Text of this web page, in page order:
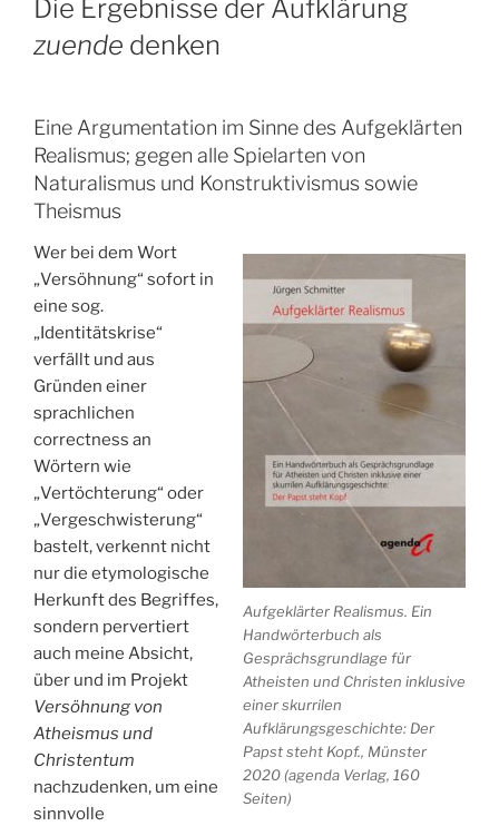
Die Ergebnisse der Aufklärung
zuende denken
Eine Argumentation im Sinne des Aufgeklärten
Realismus; gegen alle Spielarten von
Naturalismus und Konstruktivismus sowie
Theismus
Aufgeklärter Realismus. Ein
Handwörterbuch als
Gesprächsgrundlage für
Atheisten und Christen inklusive
einer skurrilen
Aufklärungsgeschichte: Der
Papst steht Kopf., Münster
2020 (agenda Verlag, 160
Seiten)
Wer bei dem Wort
„Versöhnung“ sofort in
eine sog.
„Identitätskrise“
verfällt und aus
Gründen einer
sprachlichen
correctness an
Wörtern wie
„Vertöchterung“ oder
„Vergeschwisterung“
bastelt, verkennt nicht
nur die etymologische
Herkunft des Begriffes,
sondern pervertiert
auch meine Absicht,
über und im Projekt
Versöhnung von
Atheismus und
Christentum
nachzudenken, um eine
sinnvolle